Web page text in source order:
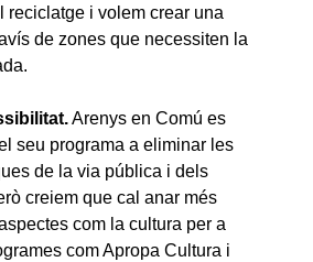
reciclatge i volem crear una
de zones que necessiten la
Arenys en Comú es
seu programa a eliminar les
de la via pública i dels
creiem que cal anar més
com la cultura per a
com Apropa Cultura i